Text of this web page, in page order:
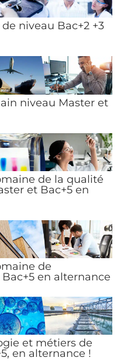
niveau Bac+2 +3
niveau Master et
de la qualité
et Bac+5 en
de
en alternance
et métiers de
en alternance !